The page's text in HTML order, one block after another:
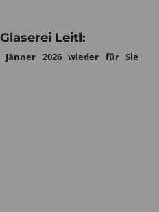
Leitl:
2026 wieder für Sie